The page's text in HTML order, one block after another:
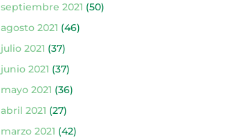
septiembre 2021 (50)
agosto 2021 (46)
julio 2021 (37)
junio 2021 (37)
mayo 2021 (36)
abril 2021 (27)
marzo 2021 (42)